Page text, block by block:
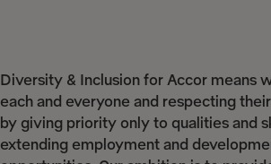
Diversity & Inclusion for Accor means
each and everyone and respecting
by giving priority only to qualities and
extending employment and